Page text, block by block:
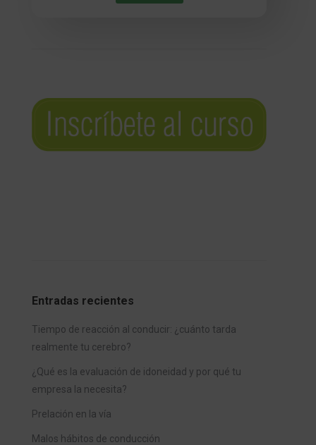
Entradas recientes
Tiempo de reacción al conducir: ¿cuánto tarda
realmente tu cerebro?
¿Qué es la evaluación de idoneidad y por qué tu
empresa la necesita?
Prelación en la vía
Malos hábitos de conducción